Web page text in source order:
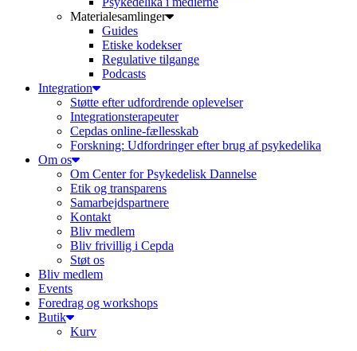
Materialesamlinger
Guides
Etiske kodekser
Regulative tilgange
Podcasts
Integration
Støtte efter udfordrende oplevelser
Integrationsterapeuter
Cepdas online-fællesskab
Forskning: Udfordringer efter brug af psykedelika
Om os
Om Center for Psykedelisk Dannelse
Etik og transparens
Samarbejdspartnere
Kontakt
Bliv medlem
Bliv frivillig i Cepda
Støt os
Bliv medlem
Events
Foredrag og workshops
Butik
Kurv